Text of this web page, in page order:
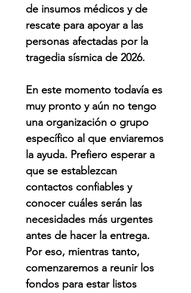
de insumos médicos y de
rescate para apoyar a las
personas afectadas por la
tragedia sísmica de 2026.
En este momento todavía es
muy pronto y aún no tengo
una organización o grupo
específico al que enviaremos
la ayuda. Prefiero esperar a
que se establezcan
contactos confiables y
conocer cuáles serán las
necesidades más urgentes
antes de hacer la entrega.
Por eso, mientras tanto,
comenzaremos a reunir los
fondos para estar listos